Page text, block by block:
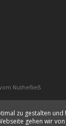
Nuthefließ
zu gestalten
gehen wir